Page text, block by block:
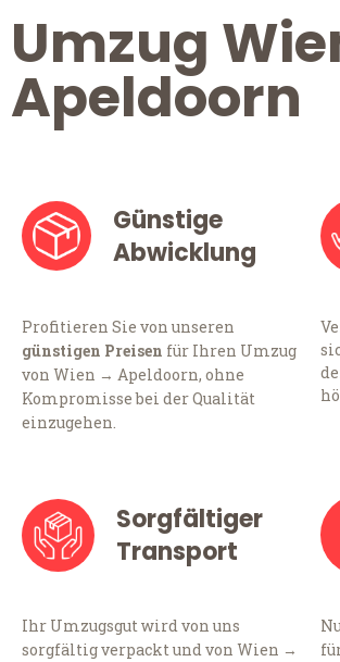
Umzug
Apeldoorn
Günstige
Abwicklung
Profitieren Sie von unseren
günstigen Preisen für Ihren Umzug
von Wien → Apeldoorn, ohne
Kompromisse bei der Qualität
einzugehen.
Sorgfältiger
Transport
Ihr Umzugsgut wird von uns
sorgfältig verpackt und von Wien →